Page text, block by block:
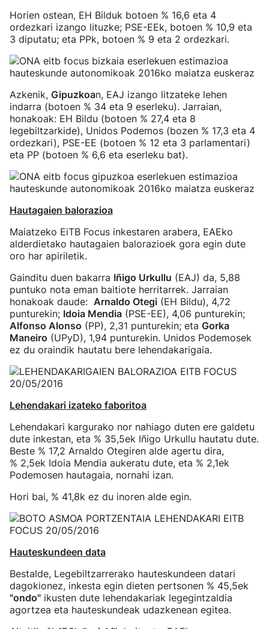
Horien ostean, EH Bilduk botoen % 16,6 eta 4
ordezkari izango lituzke; PSE-EEk, botoen % 10,9 eta
3 diputatu; eta PPk, botoen % 9 eta 2 ordezkari.
Azkenik, Gipuzkoan, EAJ izango litzateke lehen
indarra (botoen % 34 eta 9 eserleku). Jarraian,
honakoak: EH Bildu (botoen % 27,4 eta 8
legebiltzarkide), Unidos Podemos (bozen % 17,3 eta 4
ordezkari), PSE-EE (botoen % 12 eta 3 parlamentari)
eta PP (botoen % 6,6 eta eserleku bat).
Hautagaien balorazioa
Maiatzeko EiTB Focus inkestaren arabera, EAEko
alderdietako hautagaien balorazioek gora egin dute
oro har apiriletik.
Gainditu duen bakarra Iñigo Urkullu (EAJ) da, 5,88
puntuko nota eman baitiote herritarrek. Jarraian
honakoak daude: Arnaldo Otegi (EH Bildu), 4,72
punturekin; Idoia Mendia (PSE-EE), 4,06 punturekin;
Alfonso Alonso (PP), 2,31 punturekin; eta Gorka
Maneiro (UPyD), 1,94 punturekin. Unidos Podemosek
ez du oraindik hautatu bere lehendakarigaia.
Lehendakari izateko faboritoa
Lehendakari kargurako nor nahiago duten ere galdetu
dute inkestan, eta % 35,5ek Iñigo Urkullu hautatu dute.
Beste % 17,2 Arnaldo Otegiren alde agertu dira,
% 2,5ek Idoia Mendia aukeratu dute, eta % 2,1ek
Podemosen hautagaia, nornahi izan.
Hori bai, % 41,8k ez du inoren alde egin.
Hauteskundeen data
Bestalde, Legebiltzarrerako hauteskundeen datari
dagokionez, inkesta egin dieten pertsonen % 45,5ek
"ondo" ikusten dute lehendakariak legegintzaldia
agortzea eta hauteskundeak udazkenean egitea.